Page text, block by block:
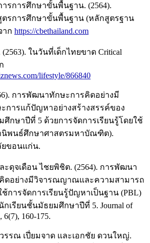
รการศึกษาขั้นพื้นฐาน. (2564).
รการศึกษาขั้นพื้นฐาน (หลักสูตรฐาน
าก https://cbethailand.com
ในวันที่เด็กไทยขาด Critical
lifestyle/866840
การพัฒนาทักษะการคิดอย่างมี
ารแก้ปัญหาอย่างสร้างสรรค์ของ
กษาปีที่ 5 ด้วยการจัดการเรียนรู้โดยใช้
นิพนธ์ศึกษาศาสตรมหาบัณฑิต).
ขอนแก่น.
ดุจเดือน ไชยพิชิต. (2564). การพัฒนา
ดอย่างมีวิจารณญาณและความสามารถ
การจัดการเรียนรู้ปัญหาเป็นฐาน (PBL)
เรียนชั้นมัธยมศึกษาปีที่ 5. Journal of
6(7), 160-175.
รรณ เปี่ยมจาด และเอกชัย ดวนใหญ่.